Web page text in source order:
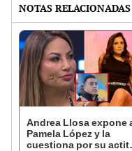
NOTAS RELACIONADAS
Andrea Llosa expone
Pamela López y la
cuestiona por su